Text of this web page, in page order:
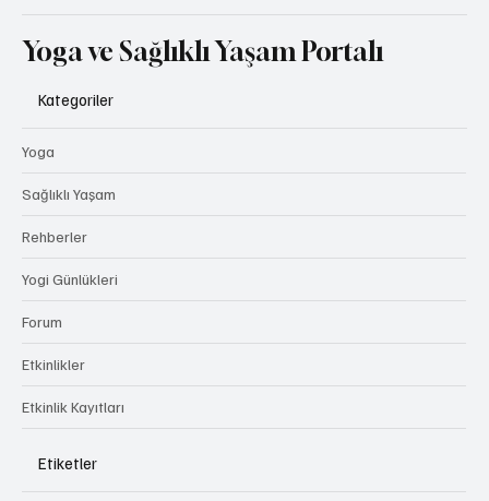
Yoga ve Sağlıklı Yaşam Portalı
Kategoriler
Yoga
Sağlıklı Yaşam
Rehberler
Yogi Günlükleri
Forum
Etkinlikler
Etkinlik Kayıtları
Etiketler